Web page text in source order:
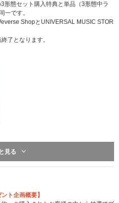
態セット購入特典と単品（3形態中ラ
一です。
ShopとUNIVERSAL MUSIC STOR
了となります。
リアルナンバー」を1つ差し上げます。
抽選用シリアルナンバー」を3つ差し上
見る
ト企画概要】